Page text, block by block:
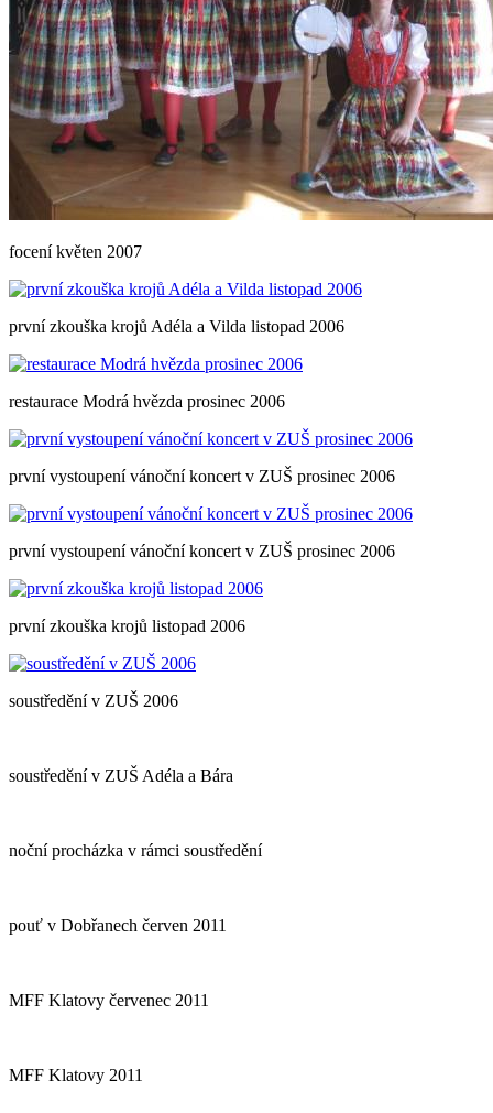
focení květen 2007
první zkouška krojů Adéla a Vilda listopad 2006
restaurace Modrá hvězda prosinec 2006
první vystoupení vánoční koncert v ZUŠ prosinec 2006
první vystoupení vánoční koncert v ZUŠ prosinec 2006
první zkouška krojů listopad 2006
soustředění v ZUŠ 2006
soustředění v ZUŠ Adéla a Bára
noční procházka v rámci soustředění
pouť v Dobřanech červen 2011
MFF Klatovy červenec 2011
MFF Klatovy 2011